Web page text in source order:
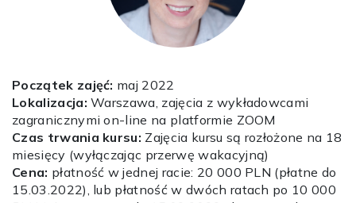
Początek zajęć: maj 2022
Lokalizacja: Warszawa, zajęcia z wykładowcami
zagranicznymi on-line na platformie ZOOM
Czas trwania kursu: Zajęcia kursu są rozłożone na 18
miesięcy (wyłączając przerwę wakacyjną)
Cena: płatność w jednej racie: 20 000 PLN (płatne do
15.03.2022), lub płatność w dwóch ratach po 10 000